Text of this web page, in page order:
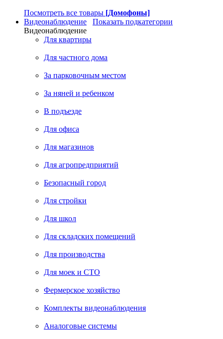
Посмотреть все товары [Домофоны]
Видеонаблюдение
Показать подкатегории
Видеонаблюдение
Для квартиры
Для частного дома
За парковочным местом
За няней и ребенком
В подъезде
Для офиса
Для магазинов
Для агропредприятий
Безопасный город
Для стройки
Для школ
Для складских помещений
Для производства
Для моек и СТО
Фермерское хозяйство
Комплекты видеонаблюдения
Аналоговые системы